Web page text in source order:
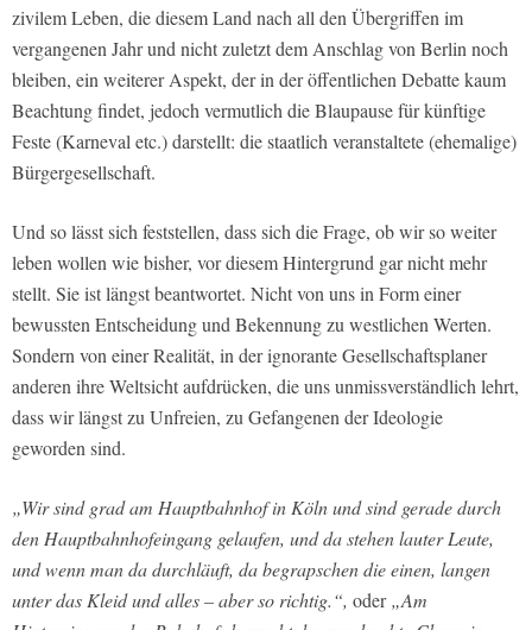
zivilem Leben, die diesem Land nach all den Übergriffen im
vergangenen Jahr und nicht zuletzt dem Anschlag von Berlin noch
bleiben, ein weiterer Aspekt, der in der öffentlichen Debatte kaum
Beachtung findet, jedoch vermutlich die Blaupause für künftige
Feste (Karneval etc.) darstellt: die staatlich veranstaltete (ehemalige)
Bürgergesellschaft.
Und so lässt sich feststellen, dass sich die Frage, ob wir so weiter
leben wollen wie bisher, vor diesem Hintergrund gar nicht mehr
stellt. Sie ist längst beantwortet. Nicht von uns in Form einer
bewussten Entscheidung und Bekennung zu westlichen Werten.
Sondern von einer Realität, in der ignorante Gesellschaftsplaner
anderen ihre Weltsicht aufdrücken, die uns unmissverständlich lehrt,
dass wir längst zu Unfreien, zu Gefangenen der Ideologie
geworden sind.
„Wir sind grad am Hauptbahnhof in Köln und sind gerade durch
den Hauptbahnhofeingang gelaufen, und da stehen lauter Leute,
und wenn man da durchläuft, da begrapschen die einen, langen
unter das Kleid und alles – aber so richtig.“, oder„Am